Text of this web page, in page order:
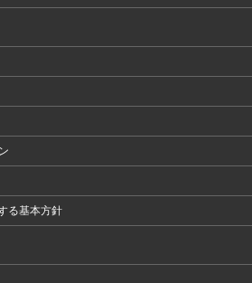
る基本方針